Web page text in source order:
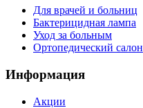
Для врачей и больниц
Бактерицидная лампа
Уход за больным
Ортопедический салон
Информация
Акции